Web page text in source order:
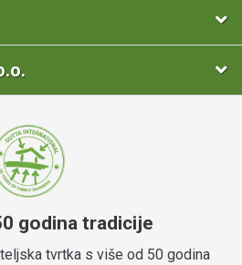
godina tradicije
tvrtka s više od 50 godina